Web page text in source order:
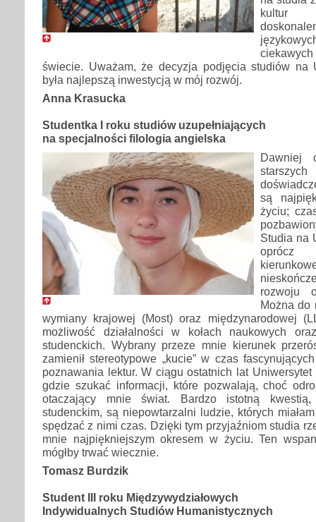
kultur
świecie. Uważam, że decyzja podjęcia studiów na
była najlepszą inwestycją w mój rozwój.
Anna Krasucka
Studentka I roku studiów uzupełniających
na specjalności filologia angielska
Dawniej
są
życiu;
Studia na
oprócz
rozwoju
Można do
wymiany krajowej (Most) oraz międzynarodowej
możliwość działalności w kołach naukowych
studenckich. Wybrany przeze mnie kierunek
zamienił stereotypowe „kucie” w czas
poznawania lektur. W ciągu ostatnich lat Uniwersytet
gdzie szukać informacji, które pozwalają, choć
otaczający mnie świat. Bardzo istotną
studenckim, są niepowtarzalni ludzie, których
spędzać z nimi czas. Dzięki tym przyjaźniom studia
mnie najpiękniejszym okresem w życiu. Ten
mógłby trwać wiecznie.
Tomasz Burdzik
Student III roku Międzywydziałowych
Indywidualnych Studiów Humanistycznych